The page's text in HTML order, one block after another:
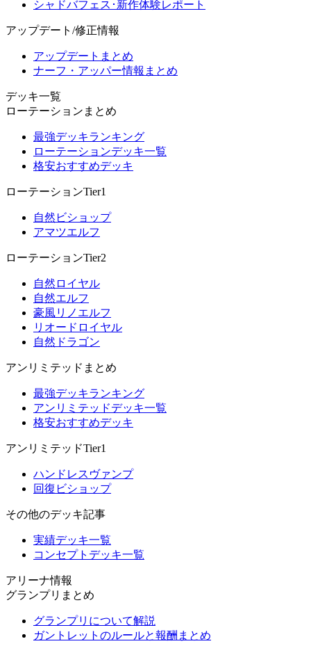
シャドバフェス･新作体験レポート
アップデート/修正情報
アップデートまとめ
ナーフ・アッパー情報まとめ
デッキ一覧
ローテーションまとめ
最強デッキランキング
ローテーションデッキ一覧
格安おすすめデッキ
ローテーションTier1
自然ビショップ
アマツエルフ
ローテーションTier2
自然ロイヤル
自然エルフ
豪風リノエルフ
リオードロイヤル
自然ドラゴン
アンリミテッドまとめ
最強デッキランキング
アンリミテッドデッキ一覧
格安おすすめデッキ
アンリミテッドTier1
ハンドレスヴァンプ
回復ビショップ
その他のデッキ記事
実績デッキ一覧
コンセプトデッキ一覧
アリーナ情報
グランプリまとめ
グランプリについて解説
ガントレットのルールと報酬まとめ